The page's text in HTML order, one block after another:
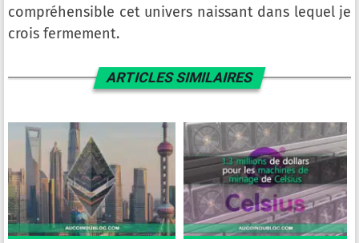
compréhensible cet univers naissant dans lequel je
crois fermement.
ARTICLES SIMILAIRES